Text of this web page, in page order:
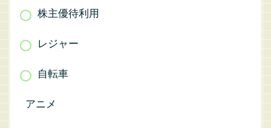
株主優待利用
レジャー
自転車
アニメ